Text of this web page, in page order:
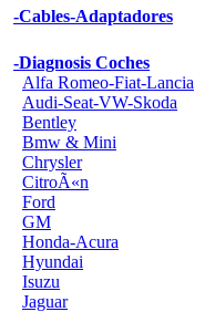
-Cables-Adaptadores
-Diagnosis Coches
Alfa Romeo-Fiat-Lancia
Audi-Seat-VW-Skoda
Bentley
Bmw & Mini
Chrysler
CitroÃ«n
Ford
GM
Honda-Acura
Hyundai
Isuzu
Jaguar